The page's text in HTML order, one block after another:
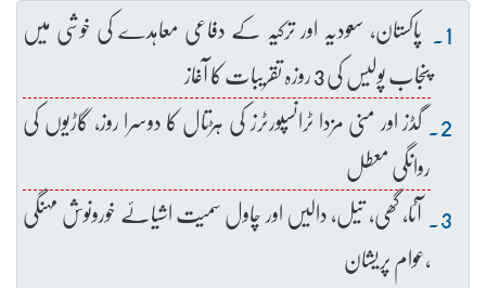
پاکستان، سعودیہ اور ترکیہ کے دفاعی معاہدے کی خوشی میں
پنجاب پولیس کی 3 روزہ تقریبات کا آغاز
گڈز اور منی مزدا ٹرانسپورٹرز کی ہڑتال کا دوسرا روز، گاڑیوں کی
روانگی معطل
آٹا، گھی، تیل، دالیں اور چاول سمیت اشیائے خورونوش مہنگی
،عوام پریشان